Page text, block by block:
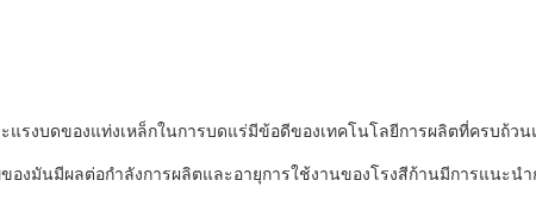
งบดของแท่งเหล็กในการบดแร่มีข้อดีของเทคโนโลยีการผลิตที่ครบถ้วน
มันมีผลต่อกำลังการผลิตและอายุการใช้งานของโรงสีก้านมีการแนะนำ